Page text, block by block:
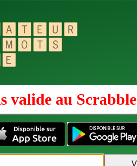
valide au Scrabble